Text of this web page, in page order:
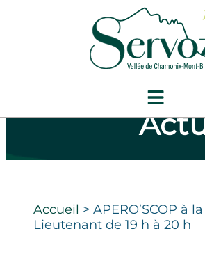
Accueil > APERO’SCOP à
Lieutenant de 19 h à 20 h